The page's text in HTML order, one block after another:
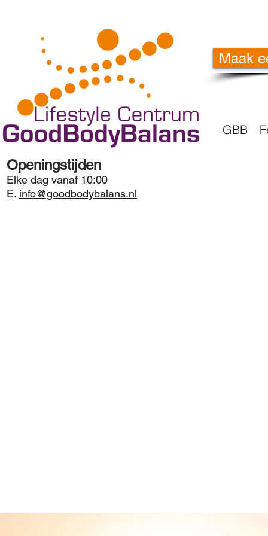
Maak
GBB
Openingstijden
Elke dag vanaf 10:00
E. info@goodbodybalans.nl